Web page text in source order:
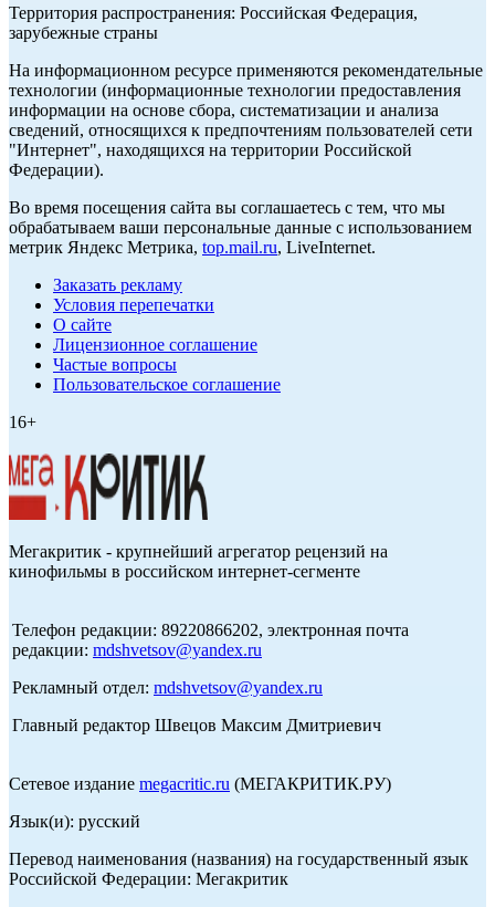
Территория распространения: Российская Федерация,
зарубежные страны
На информационном ресурсе применяются рекомендательные
технологии (информационные технологии предоставления
информации на основе сбора, систематизации и анализа
сведений, относящихся к предпочтениям пользователей сети
"Интернет", находящихся на территории Российской
Федерации).
Во время посещения сайта вы соглашаетесь с тем, что мы
обрабатываем ваши персональные данные с использованием
метрик Яндекс Метрика, top.mail.ru, LiveInternet.
Заказать рекламу
Условия перепечатки
О сайте
Лицензионное соглашение
Частые вопросы
Пользовательское соглашение
16+
Мегакритик - крупнейший агрегатор рецензий на
кинофильмы в российском интернет-сегменте
Телефон редакции: 89220866202, электронная почта
редакции: mdshvetsov@yandex.ru
Рекламный отдел: mdshvetsov@yandex.ru
Главный редактор Швецов Максим Дмитриевич
Сетевое издание megacritic.ru (МЕГАКРИТИК.РУ)
Язык(и): русский
Перевод наименования (названия) на государственный язык
Российской Федерации: Мегакритик